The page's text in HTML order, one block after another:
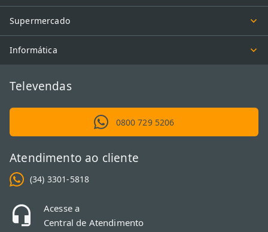
Supermercado
Informática
Televendas
0800 729 5206
Atendimento ao cliente
(34) 3301-5818
Acesse a
Central de Atendimento